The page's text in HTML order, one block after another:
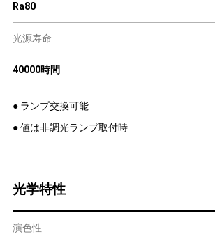
Ra80
光源寿命
40000時間
● ランプ交換可能
● 値は非調光ランプ取付時
光学特性
演色性